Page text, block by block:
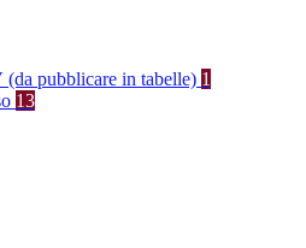
(da pubblicare in tabelle) 1
13